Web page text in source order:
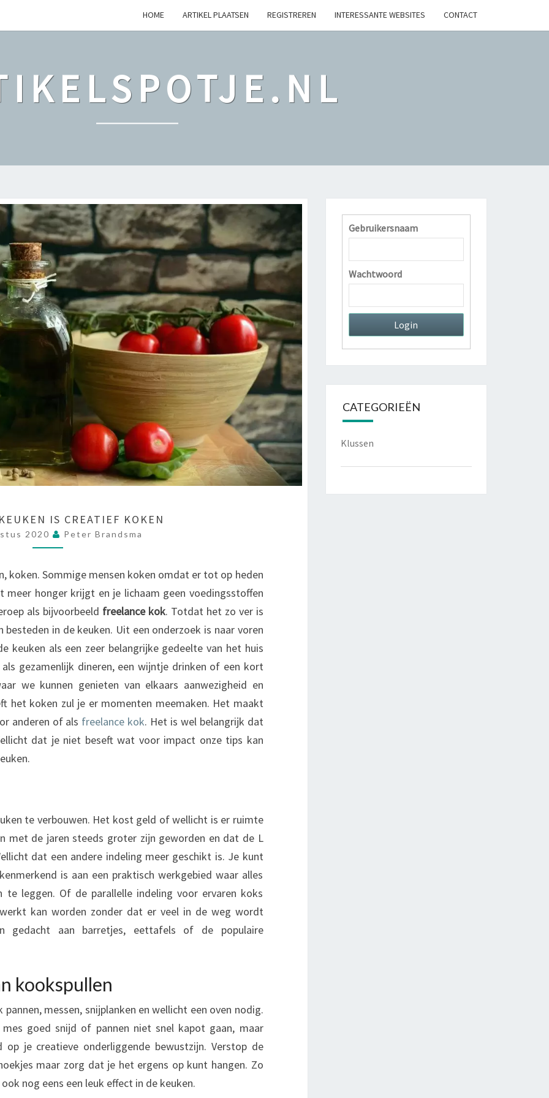
HOME ARTIKEL PLAATSEN REGISTREREN INTERESSANTE WEBSITES CONTACT
IS CREATIEF KOKEN
2020 Peter Brandsma
koken. Sommige mensen koken omdat er tot op heden
honger krijgt en je lichaam geen voedingsstoffen
als bijvoorbeeld freelance kok. Totdat het zo ver is
in de keuken. Uit een onderzoek is naar voren
keuken als een zeer belangrijke gedeelte van het huis
gezamenlijk dineren, een wijntje drinken of een kort
we kunnen genieten van elkaars aanwezigheid en
het koken zul je er momenten meemaken. Het maakt
anderen of als freelance kok. Het is wel belangrijk dat
dat je niet beseft wat voor impact onze tips kan
te verbouwen. Het kost geld of wellicht is er ruimte
met de jaren steeds groter zijn geworden en dat de L
dat een andere indeling meer geschikt is. Je kunt
is aan een praktisch werkgebied waar alles
te leggen. Of de parallelle indeling voor ervaren koks
kan worden zonder dat er veel in de weg wordt
gedacht aan barretjes, eettafels of de populaire
kookspullen
messen, snijplanken en wellicht een oven nodig.
goed snijd of pannen niet snel kapot gaan, maar
je creatieve onderliggende bewustzijn. Verstop de
maar zorg dat je het ergens op kunt hangen. Zo
nog eens een leuk effect in de keuken.
Gebruikersnaam
Wachtwoord
CATEGORIEËN
Klussen